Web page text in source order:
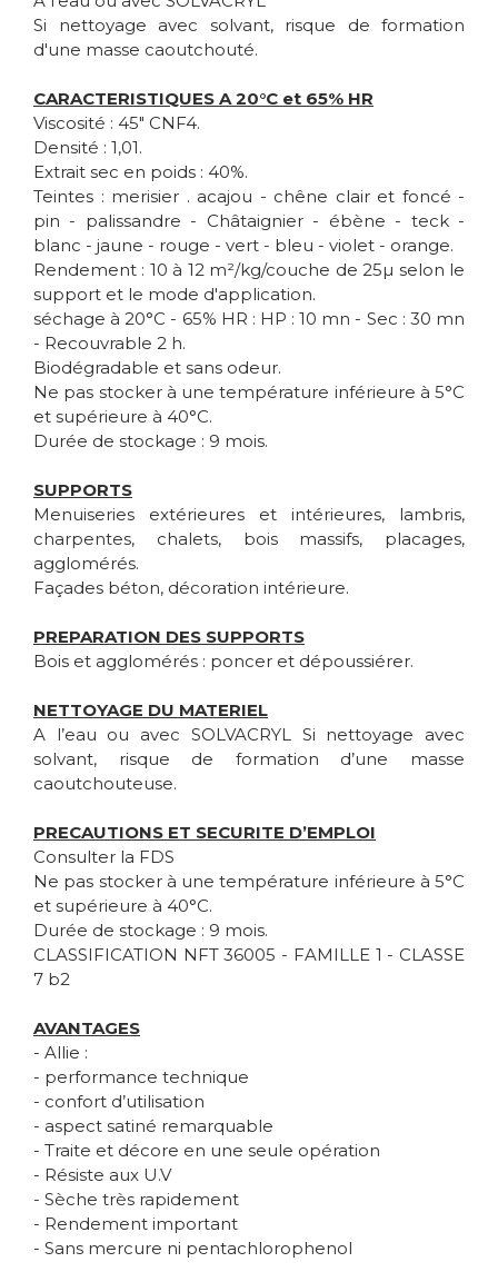
Si nettoyage avec solvant, risque de formation
d'une masse caoutchouté.
CARACTERISTIQUES A 20°C et 65% HR
Viscosité : 45" CNF4.
Densité : 1,01.
Extrait sec en poids : 40%.
Teintes : merisier . acajou - chêne clair et foncé -
pin - palissandre - Châtaignier - ébène - teck -
blanc - jaune - rouge - vert - bleu - violet - orange.
Rendement : 10 à 12 m²/kg/couche de 25µ selon le
support et le mode d'application.
séchage à 20°C - 65% HR : HP : 10 mn - Sec : 30 mn
- Recouvrable 2 h.
Biodégradable et sans odeur.
Ne pas stocker à une température inférieure à 5°C
et supérieure à 40°C.
Durée de stockage : 9 mois.
SUPPORTS
Menuiseries extérieures et intérieures, lambris,
charpentes, chalets, bois massifs, placages,
agglomérés.
Façades béton, décoration intérieure.
PREPARATION DES SUPPORTS
Bois et agglomérés : poncer et dépoussiérer.
NETTOYAGE DU MATERIEL
A l’eau ou avec SOLVACRYL Si nettoyage avec
solvant, risque de formation d’une masse
caoutchouteuse.
PRECAUTIONS ET SECURITE D’EMPLOI
Consulter la FDS
Ne pas stocker à une température inférieure à 5°C
et supérieure à 40°C.
Durée de stockage : 9 mois.
CLASSIFICATION NFT 36005 - FAMILLE 1 - CLASSE
7 b2
AVANTAGES
- Allie :
- performance technique
- confort d’utilisation
- aspect satiné remarquable
- Traite et décore en une seule opération
- Résiste aux U.V
- Sèche très rapidement
- Rendement important
- Sans mercure ni pentachlorophenol